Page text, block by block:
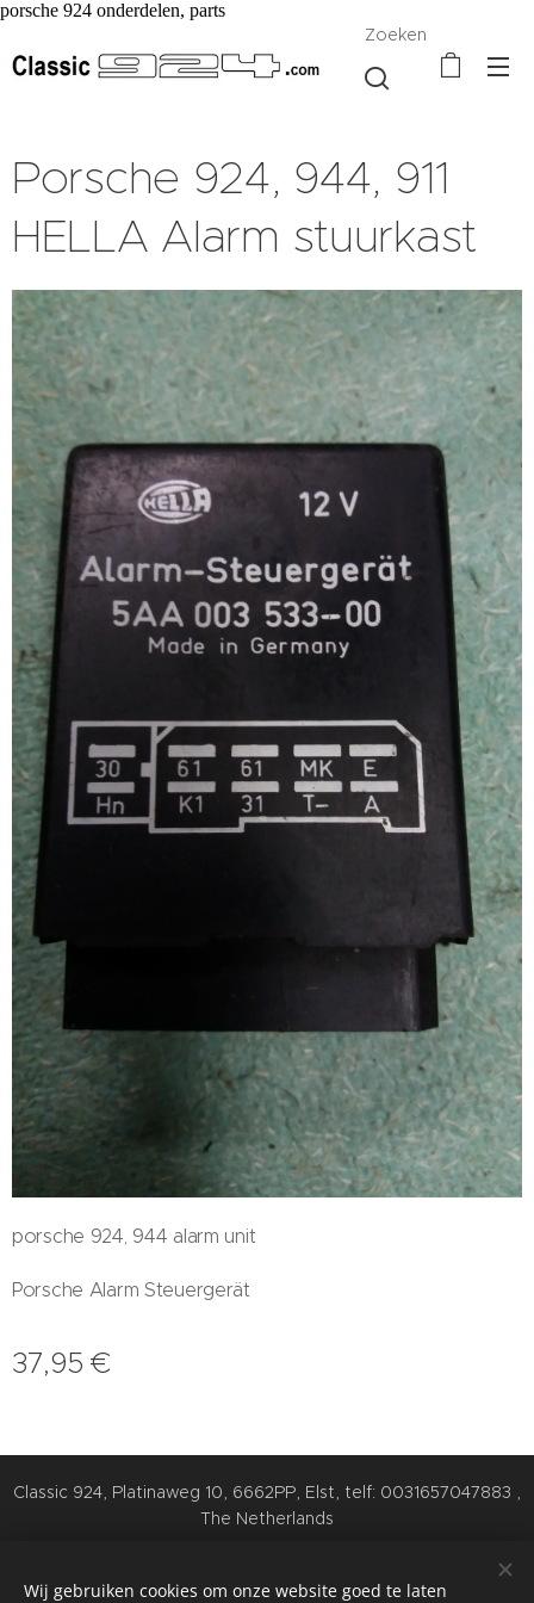
porsche 924 onderdelen, parts
Zoeken
Porsche 924, 944, 911
HELLA Alarm stuurkast
porsche 924, 944 alarm unit
Porsche Alarm Steuergerät
37,95 €
Classic 924, Platinaweg 10, 6662PP, Elst, telf: 0031657047883 ,
The Netherlands
Wij gebruiken cookies om onze website goed te laten